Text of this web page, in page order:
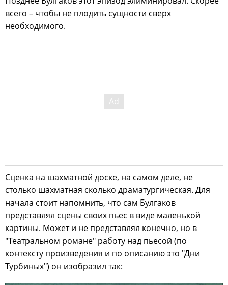
всего – чтобы не плодить сущности сверх
необходимого.
Сценка на шахматной доске, на самом деле, не
столько шахматная сколько драматургическая. Для
начала стоит напомнить, что сам Булгаков
представлял сцены своих пьес в виде маленькой
картины. Может и не представлял конечно, но в
"Театральном романе" работу над пьесой (по
контексту произведения и по описанию это "Дни
Турбиных") он изобразил так: